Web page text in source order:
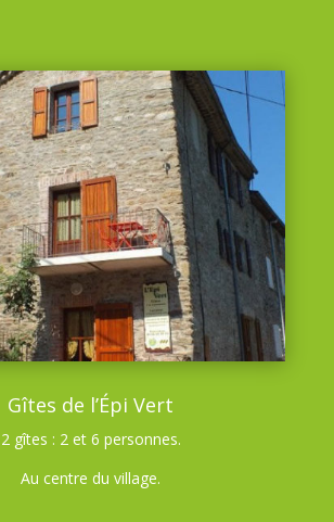
Gîtes de l’Épi Vert
2 gîtes : 2 et 6 personnes.
Au centre du village.